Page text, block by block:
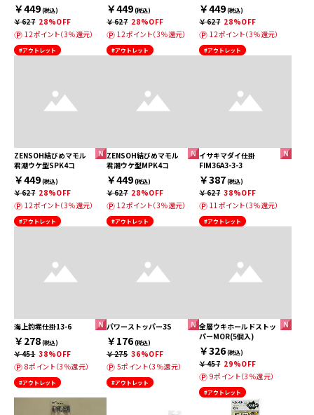
￥449(税込)
￥627 28%OFF
12ポイント（3％還元）
#アウトレット
￥449(税込)
￥627 28%OFF
12ポイント（3％還元）
#アウトレット
￥449(税込)
￥627 28%OFF
12ポイント（3％還元）
#アウトレット
ZENSOH結びめマモル
君潮ウケ型SPK4コ
￥449(税込)
￥627 28%OFF
12ポイント（3％還元）
#アウトレット
ZENSOH結びめマモル
君潮ウケ型MPK4コ
￥449(税込)
￥627 28%OFF
12ポイント（3％還元）
#アウトレット
イサキマダイ仕掛
FIM36A3-3-3
￥387(税込)
￥627 38%OFF
11ポイント（3％還元）
#アウトレット
海上釣堀仕掛13-6
￥278(税込)
￥451 38%OFF
8ポイント（3％還元）
#アウトレット
パワーストッパー3S
￥176(税込)
￥275 36%OFF
5ポイント（3％還元）
#アウトレット
全層ウキホールドストッ
パーMOR(5個入)
￥326(税込)
￥457 29%OFF
9ポイント（3％還元）
#アウトレット